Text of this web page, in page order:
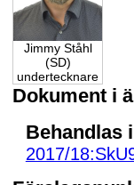
Jimmy Ståhl
(SD)
undertecknare
Dokument i
Behandlas
2017/